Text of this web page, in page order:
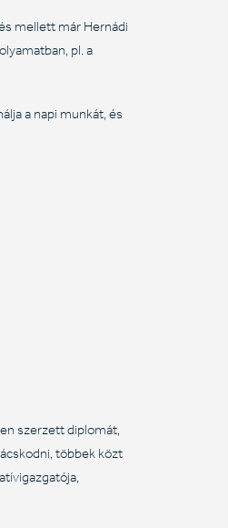
mellett már Hernádi
pl. a
a napi munkát, és
szerzett diplomát,
többek közt